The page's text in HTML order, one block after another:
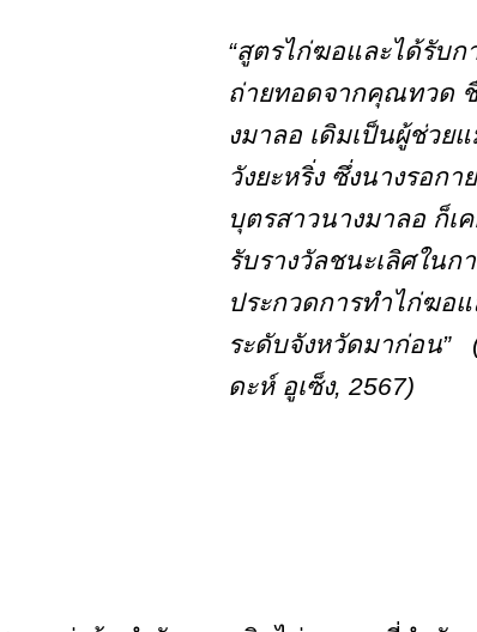
“สูตรไก่ฆอและได้รับก
ถ่ายทอดจากคุณทวด
งมาลอ เดิมเป็นผู้ช่วย
วังยะหริ่ง ซึ่งนางรอกา
บุตรสาวนางมาลอ ก็เ
รับรางวัลชนะเลิศในก
ประกวดการทำไก่ฆอแ
ระดับจังหวัดมาก่อน”
ดะห์ อูเซ็ง, 2567)